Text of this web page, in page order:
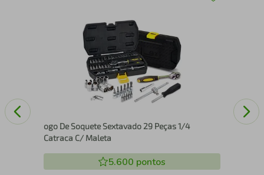
ogo De Soquete Sextavado 29 Peças 1/4
Catraca C/ Maleta
5.600 pontos